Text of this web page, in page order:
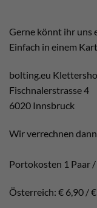
Gerne könnt ihr uns
Einfach in einem
bolting.eu
Fischnalerstrasse 4
6020 Innsbruck
Wir verrechnen
Portokosten 1 Paar /
Österreich: € 6,90 /